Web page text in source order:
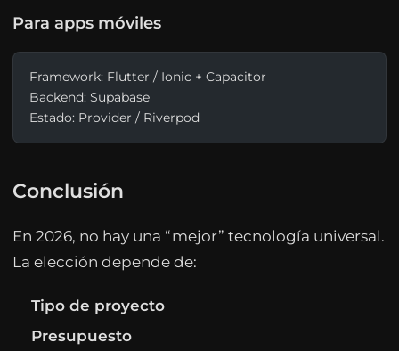
Para apps móviles
Framework: Flutter / Ionic + Capacitor
Backend: Supabase
Estado: Provider / Riverpod
Conclusión
En 2026, no hay una “mejor” tecnología universal.
La elección depende de:
Tipo de proyecto
Presupuesto